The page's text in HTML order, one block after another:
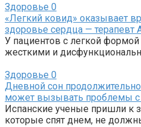
Здоровье 0
«Легкий ковид» оказывает
здоровье сердца — терапевт
У пациентов с легкой
жесткими и
Здоровье 0
Дневной сон
может вызывать проблемы
Испанские ученые пришли к
которые спят днем, не